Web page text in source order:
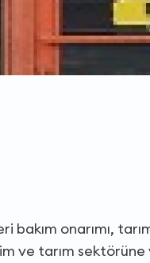
bakım onarımı,
ve tarım